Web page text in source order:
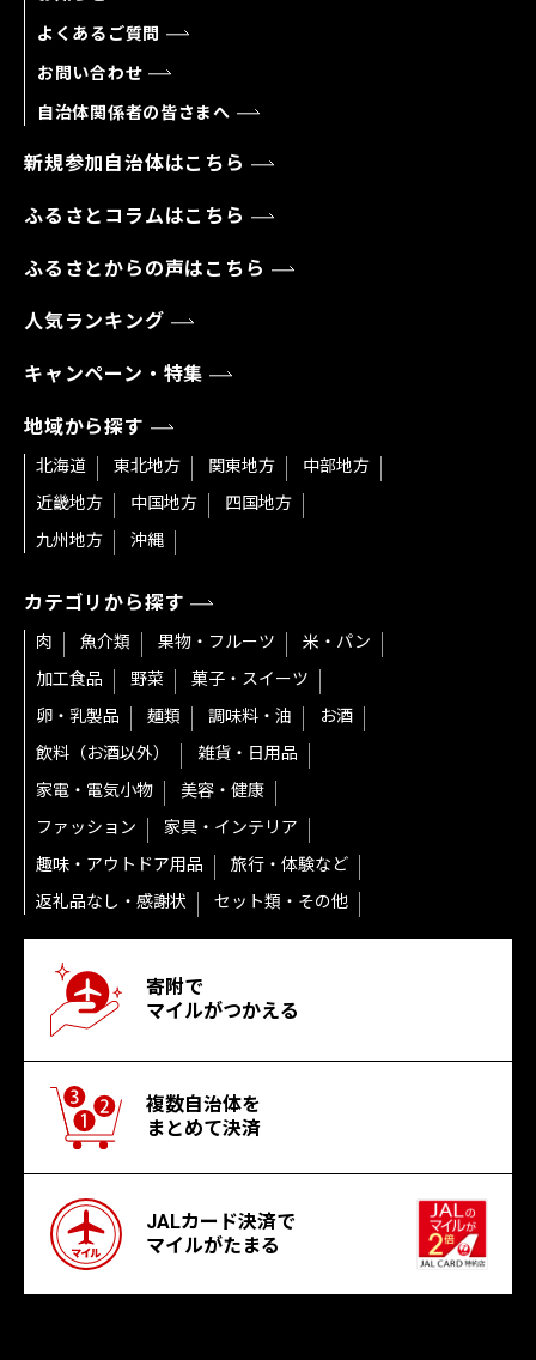
よくあるご質問
お問い合わせ
自治体関係者の皆さまへ
新規参加自治体はこちら
ふるさとコラムはこちら
ふるさとからの声はこちら
人気ランキング
キャンペーン・特集
地域から探す
北海道 東北地方 関東地方
中部地方
近畿地方
中国地方
四国地方
九州地方
沖縄
カテゴリから探す
肉 魚介類 果物・フルーツ
米・パン
加工食品
野菜
菓子・スイーツ
卵・乳製品
麺類 調味料・油
お酒
飲料（お酒以外）
雑貨・日用品
家電・電気小物
美容・健康
ファッション
家具・インテリア
趣味・アウトドア用品
旅行・体験など
返礼品なし・感謝状
セット類・その他
寄附で
マイルがつかえる
複数自治体を
まとめて決済
JALカード決済で
マイルがたまる